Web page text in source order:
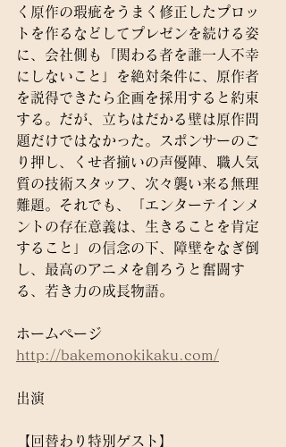
く原作の瑕疵をうまく修正したプロッ
トを作るなどしてプレゼンを続ける姿
に、会社側も「関わる者を誰一人不幸
にしないこと」を絶対条件に、原作者
を説得できたら企画を採用すると約束
する。だが、立ちはだかる壁は原作問
題だけではなかった。スポンサーのご
り押し、くせ者揃いの声優陣、職人気
質の技術スタッフ、次々襲い来る無理
難題。それでも、「エンターテインメ
ントの存在意義は、生きることを肯定
すること」の信念の下、障壁をなぎ倒
し、最高のアニメを創ろうと奮闘す
る、若き力の成長物語。
ホームページ
http://bakemonokikaku.com/
出演
【回替わり特別ゲスト】